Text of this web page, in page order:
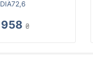
DIA72,6
₴